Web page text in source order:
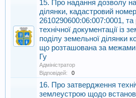
15. Про надання дозволу
ділянки, кадастровий номер
2610290600:06:007:0001, та
технічної документації із
поділу земельної ділянки
що розташована за межами
Гу
Адміністратор
Відповідей:
0
16. Про затвердження
землеустрою щодо